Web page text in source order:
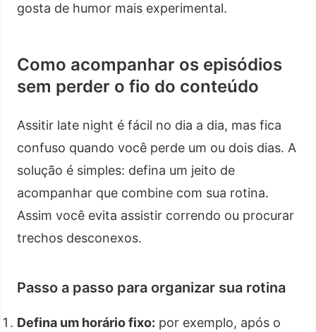
gosta de humor mais experimental.
Como acompanhar os episódios
sem perder o fio do conteúdo
Assitir late night é fácil no dia a dia, mas fica
confuso quando você perde um ou dois dias. A
solução é simples: defina um jeito de
acompanhar que combine com sua rotina.
Assim você evita assistir correndo ou procurar
trechos desconexos.
Passo a passo para organizar sua rotina
Defina um horário fixo: por exemplo, após o